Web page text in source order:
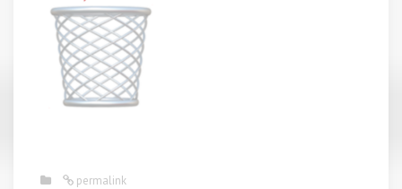
permalink